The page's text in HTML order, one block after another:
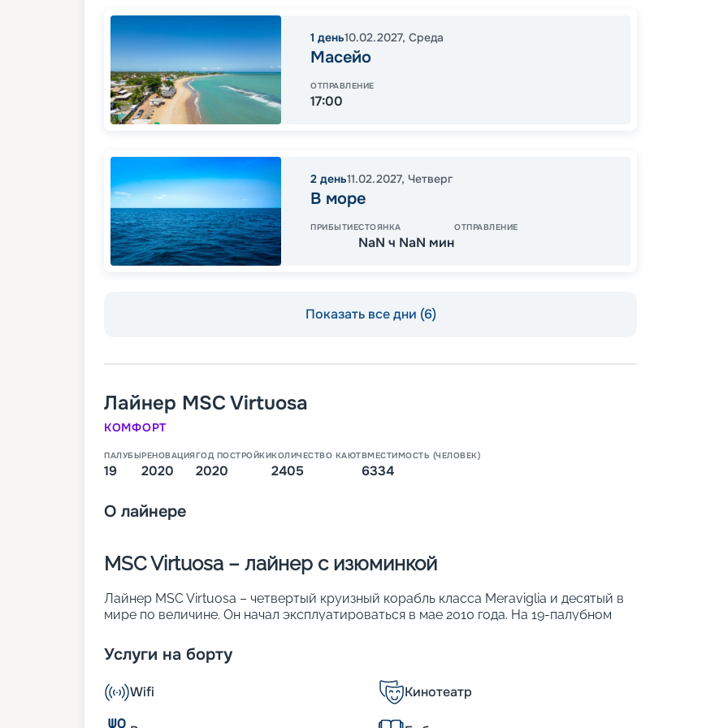
1 день10.02.2027, Среда
Масейо
ОТПРАВЛЕНИЕ
17:00
2 день11.02.2027, Четверг
В море
ПРИБЫТИЕСТОЯНКА
NaN ч NaN мин
ОТПРАВЛЕНИЕ
Показать все дни (6)
Лайнер MSC Virtuosa
КОМФОРТ
ПАЛУБЫ
19
РЕНОВАЦИЯ
2020
ГОД ПОСТРОЙКИ
2020
КОЛИЧЕСТВО КАЮТ
2405
ВМЕСТИМОСТЬ (ЧЕЛОВЕК)
6334
О лайнере
MSC Virtuosa – лайнер с изюминкой
Лайнер MSC Virtuosa – четвертый круизный корабль класса Meraviglia и десятый в
мире по величине. Он начал эксплуатироваться в мае 2010 года. На 19-палубном
334 пассажиров. Также на борту находится 1 704 члена экипажа. Интересной
изюминкой стало цифровое «небо», которое расположено над прогулочной
галереей. Изображения воспроизводятся на экран общей площадью 480 м2. Другие
особенности MSC Virtuosa:
Услуги на борту
Wifi Кинотеатр